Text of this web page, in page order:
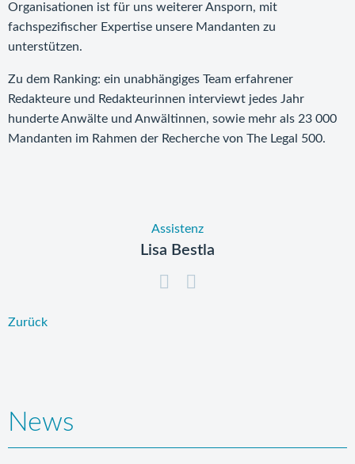
Organisationen ist für uns weiterer Ansporn, mit
fachspezifischer Expertise unsere Mandanten zu
unterstützen.
Zu dem Ranking: ein unabhängiges Team erfahrener
Redakteure und Redakteurinnen interviewt jedes Jahr
hunderte Anwälte und Anwältinnen, sowie mehr als 23 000
Mandanten im Rahmen der Recherche von The Legal 500.
Assistenz
Lisa Bestla
Zurück
News